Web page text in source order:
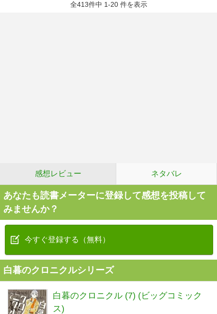
全413件中 1-20 件を表示
感想レビュー ネタバレ
あなたも読書メーターに登録して感想を投稿して
みませんか？
今すぐ登録する（無料）
白暮のクロニクルシリーズ
白暮のクロニクル (7) (ビッグコミック
ス)